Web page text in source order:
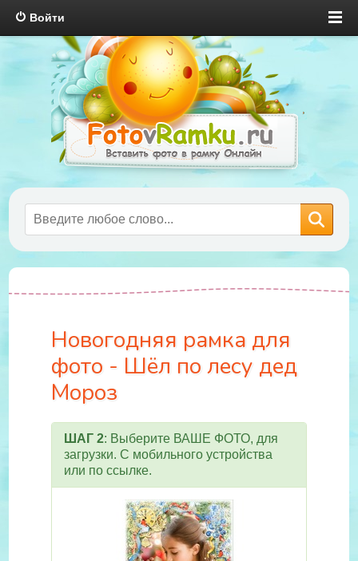
Войти
Новогодняя рамка для
фото - Шёл по лесу дед
Мороз
ШАГ 2: Выберите ВАШЕ ФОТО, для
загрузки. С мобильного устройства
или по ссылке.